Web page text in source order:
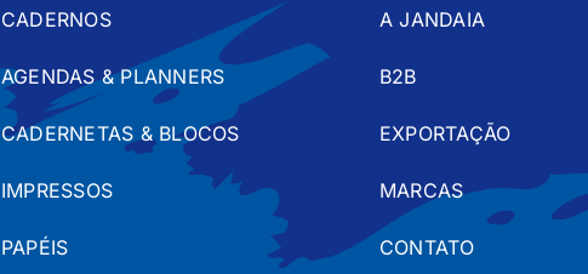
CADERNOS
AGENDAS & PLANNERS
CADERNETAS & BLOCOS
IMPRESSOS
PAPÉIS
A JANDAIA
B2B
EXPORTAÇÃO
MARCAS
CONTATO